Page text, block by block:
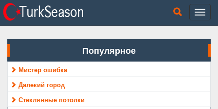
Популярное
Мистер ошибка
Далекий город
Стеклянные потолки